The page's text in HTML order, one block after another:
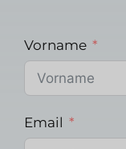
Vorname
Email